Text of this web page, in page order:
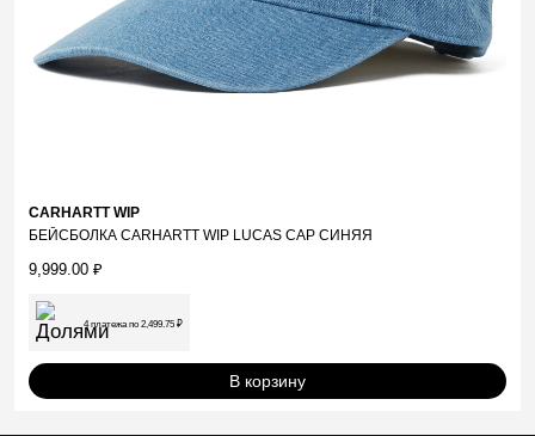
CARHARTT WIP
БЕЙСБОЛКА CARHARTT WIP LUCAS CAP СИНЯЯ
9,999.00 ₽
4 платежа по 2,499.75 ₽
В корзину